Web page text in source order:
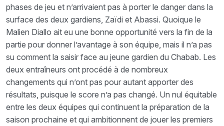
phases de jeu et n’arrivaient pas à porter le danger dans la
surface des deux gardiens, Zaïdi et Abassi. Quoique le
Malien Diallo ait eu une bonne opportunité vers la fin de la
partie pour donner l’avantage à son équipe, mais il n’a pas
su comment la saisir face au jeune gardien du Chabab. Les
deux entraîneurs ont procédé à de nombreux
changements qui n’ont pas pour autant apporter des
résultats, puisque le score n’a pas changé. Un nul équitable
entre les deux équipes qui continuent la préparation de la
saison prochaine et qui ambitionnent de jouer les premiers